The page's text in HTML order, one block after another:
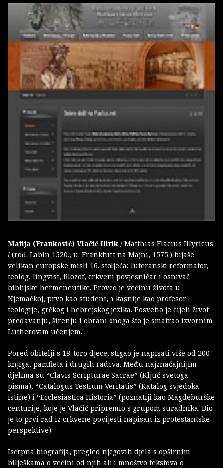
Matija (Franković) Vlačić Ilirik / Matthias Flacius Illyricus
/ (rođ. Labin 1520., u. Frankfurt na Majni, 1575.) bijaše
velikan europske misli 16. stoljeća; luteranski reformator,
teolog, lingvist, filozof, crkveni povjesničar i osnivač
biblijske hermeneutike. Proveo je većinu života u
Njemačkoj, prvo kao student, a kasnije kao profesor
teologije, grčkog i hebrejskog jezika. Posvetio je cijeli život
predavanju, širenju i obrani onoga što je smatrao izvornim
Lutherovim učenjem.
Pored obitelji s 18-toro djece, stigao je napisati više od 200
knjiga, pamfleta i drugih radova. Među najznačajnijim
djelima su “Clavis Scripturae Sacrae” (Ključ svetoga
pisma), “Catalogus Testium Veritatis” (Katalog svjedoka
istine) i “Ecclesiastica Historia” (poznatiji kao Magdeburške
centurije, koje je Vlačić pripremio s grupom suradnika. Bio
je to prvi rad iz crkvene povijesti napisan iz protestantske
perspektive).
Iscrpna biografija, pregled njegovih djela s opširnim
bilješkama o većini od njih ali i mnoštvo tekstova o